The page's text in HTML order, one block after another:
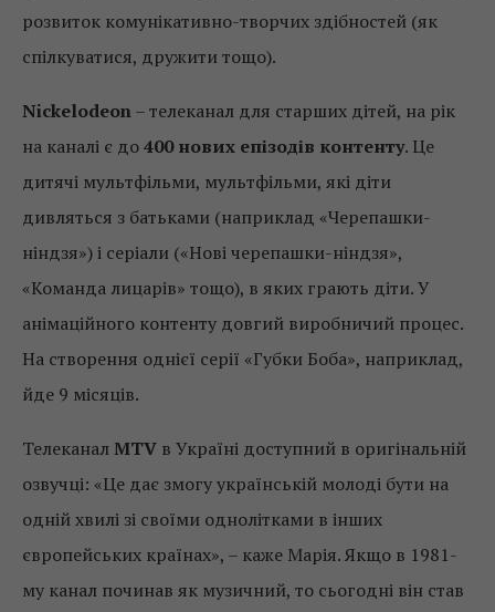
розвиток комунікативно-творчих здібностей (як
спілкуватися, дружити тощо).
Nickelodeon– телеканал для старших дітей, на рік
на каналі є до400 нових епізодів контенту. Це
дитячі мультфільми, мультфільми, які діти
дивляться з батьками (наприклад «Черепашки-
ніндзя») і серіали («Нові черепашки-ніндзя»,
«Команда лицарів» тощо), в яких грають діти. У
анімаційного контенту довгий виробничий процес.
На створення однієї серії «Губки Боба», наприклад,
йде 9 місяців.
ТелеканалMTV в Україні доступний в оригінальній
озвучці: «Це дає змогу українській молоді бути на
одній хвилі зі своїми однолітками в інших
європейських країнах», – каже Марія. Якщо в 1981-
му канал починав як музичний, то сьогодні він став